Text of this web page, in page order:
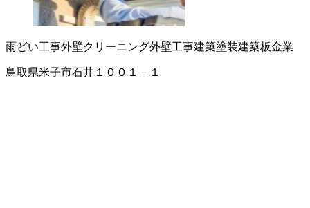
雨どい工事外壁クリーニング外壁工事建築塗装建築板金業
鳥取県米子市石井１００１－１